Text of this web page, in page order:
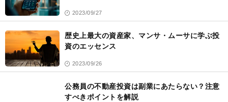
2023/09/27
歴史上最大の資産家、マンサ・ムーサに学ぶ投
資のエッセンス
2023/09/26
公務員の不動産投資は副業にあたらない？注意
すべきポイントを解説